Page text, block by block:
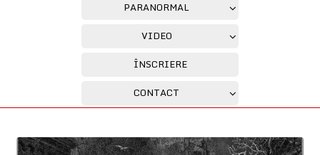
PARANORMAL
VIDEO
ÎNSCRIERE
CONTACT